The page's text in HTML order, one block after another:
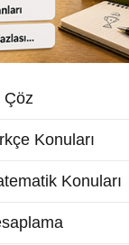
Çöz
Konuları
Konuları